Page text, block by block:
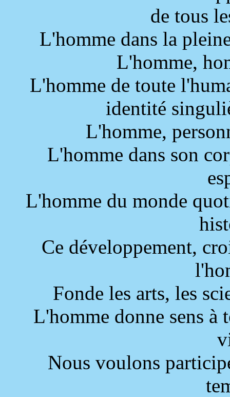
de tous
L'homme dans la
L'homme,
L'homme de toute
identité
L'homme,
L'homme dans son
L'homme du monde
Ce développement,
Fonde les arts, les
L'homme donne sens à
Nous voulons